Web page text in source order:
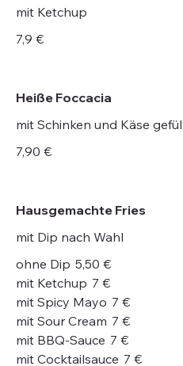
mit Ketchup
7,9 €
Heiße Foccacia
mit Schinken und Käse
7,90 €
Hausgemachte Fries
mit Dip nach Wahl
ohne Dip 5,50 €
mit Ketchup 7 €
mit Spicy Mayo 7 €
mit Sour Cream 7 €
mit BBQ-Sauce 7 €
mit Cocktailsauce 7 €